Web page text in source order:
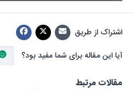
اشتراک از طریق
آیا این مقاله برای شما مفید بود؟
مقالات مرتبط